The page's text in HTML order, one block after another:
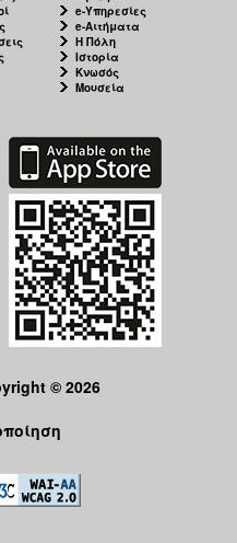
e-Υπηρεσίες
e-Αιτήματα
Η Πόλη
Ιστορία
Κνωσός
Μουσεία
© 2026